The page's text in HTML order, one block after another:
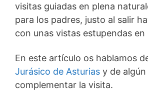
visitas guiadas en plena
para los padres, justo al salir
con unas vistas estupendas en
En este artículo os hablamos
Jurásico de Asturias y de
complementar la visita.